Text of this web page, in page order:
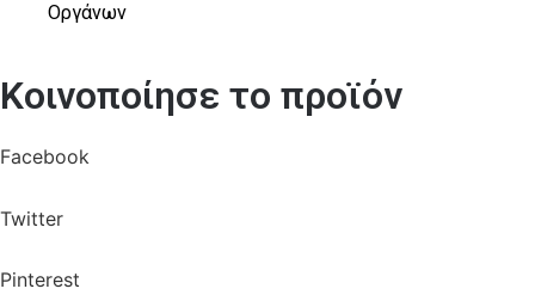
Οργάνων
Κοινοποίησε το προϊόν
Facebook
Twitter
Pinterest